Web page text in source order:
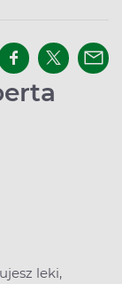
leki,